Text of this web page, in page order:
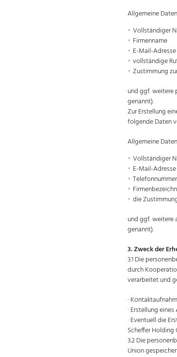
Allgemeine
Vollständiger
Firmenname
E-Mail-Adresse
vollständige
Zustimmung
und ggf. weitere
genannt).
Zur Erstellung
folgende Daten
Allgemeine
Vollständiger
E-Mail-Adresse
Telefonnummer
die
und ggf. weitere
genannt).
3. Zweck der
3.1 Die
durch
verarbeitet und
·
· Erstellung
· Eventuell die
Scheffer Holding
3.2 Die
Union